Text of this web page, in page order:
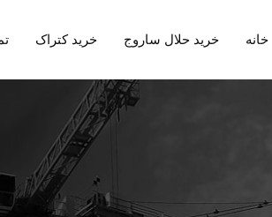
خانه خرید حلال ساروج خرید کتراک